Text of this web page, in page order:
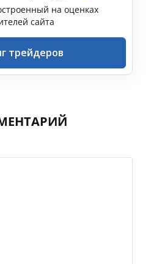
на оценках
сайта
трейдеров